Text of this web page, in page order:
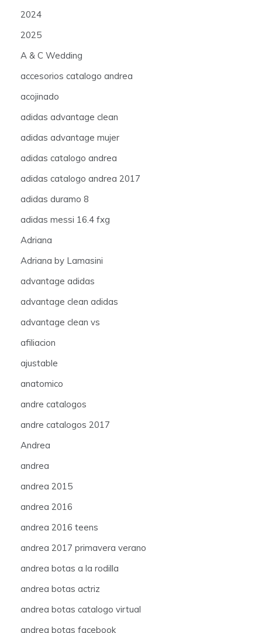
2024
2025
A & C Wedding
accesorios catalogo andrea
acojinado
adidas advantage clean
adidas advantage mujer
adidas catalogo andrea
adidas catalogo andrea 2017
adidas duramo 8
adidas messi 16.4 fxg
Adriana
Adriana by Lamasini
advantage adidas
advantage clean adidas
advantage clean vs
afiliacion
ajustable
anatomico
andre catalogos
andre catalogos 2017
Andrea
andrea
andrea 2015
andrea 2016
andrea 2016 teens
andrea 2017 primavera verano
andrea botas a la rodilla
andrea botas actriz
andrea botas catalogo virtual
andrea botas facebook